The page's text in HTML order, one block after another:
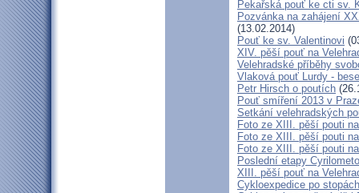
Pekařská pouť ke cti sv.
Pozvánka na zahájení
(13.02.2014)
Pouť ke sv. Valentinovi
XIV. pěší pouť na
Velehradské příběhy
Vlaková pouť Lurdy -
Petr Hirsch o poutích
Pouť smíření 2013 v
Setkání velehradských
Foto ze XIII. pěší pouti
Foto ze XIII. pěší pouti
Foto ze XIII. pěší pouti
Poslední etapy
XIII. pěší pouť na
Cykloexpedice po